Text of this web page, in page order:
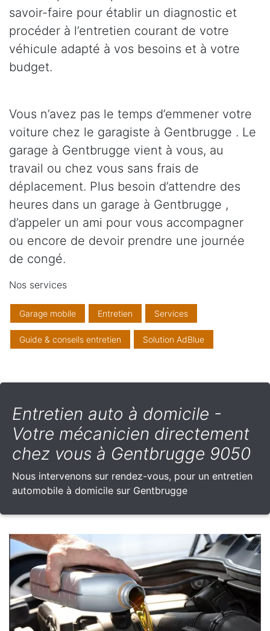
savoir-faire pour établir un diagnostic et
procéder à l’entretien courant de votre
véhicule adapté à vos besoins et à votre
budget.
Vous n’avez pas le temps d’emmener votre
voiture chez le garagiste à Gentbrugge . Le
garage à Gentbrugge vient à vous, au
travail ou chez vous sans frais de
déplacement. Plus besoin d’attendre des
heures dans un garage à Gentbrugge ,
d’appeler un ami pour vous accompagner
ou encore de devoir prendre une journée
de congé.
Nos services
Garage mobile Entretien Services
Guide & conseils entretien Solution AdBlue
Entretien auto à domicile -
Votre mécanicien directement
chez vous à Gentbrugge 9050
Nous intervenons sur rendez-vous, pour un entretien
automobile à domicile sur Gentbrugge